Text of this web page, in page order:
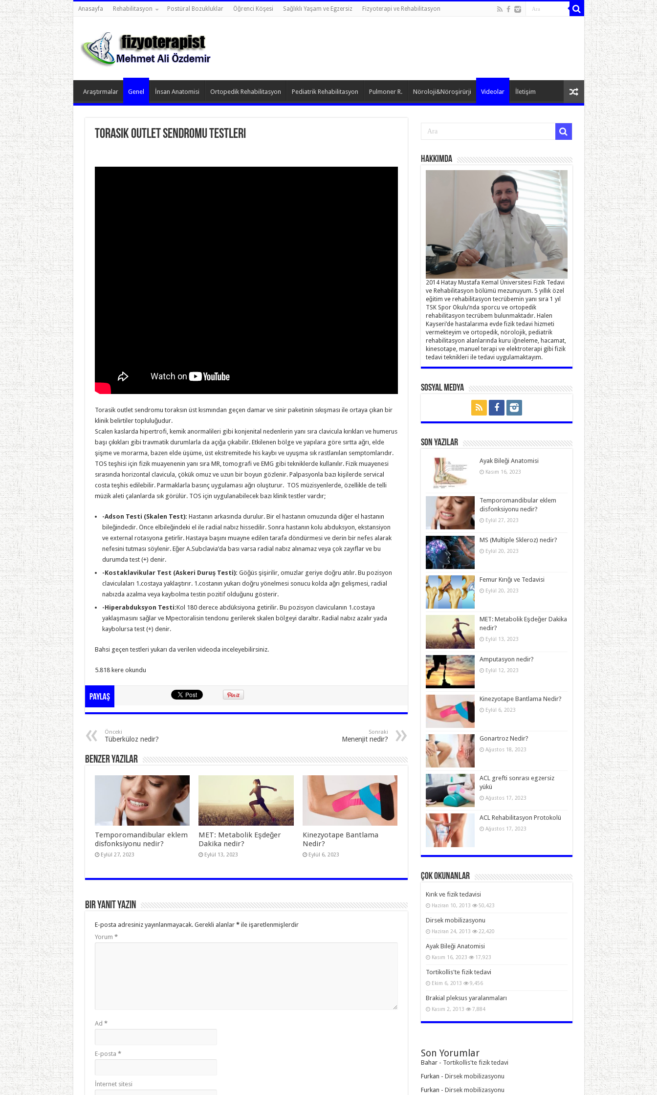
Anasayfa Rehabilitasyon Postüral Bozukluklar Öğrenci Köşesi Sağlıklı Yaşam ve Egzersiz Fizyoterapi ve Rehabilitasyon
Araştırmalar Genel İnsan Anatomisi Ortopedik Rehabilitasyon Pediatrik Rehabilitasyon Pulmoner R. Nöroloji&Nöroşirürji Videolar İletişim
Torasik Outlet Sendromu testleri
Torasik outlet sendromu toraksın üst kısmından geçen damar ve sinir paketinin sıkışması ile ortaya çıkan bir
klinik belirtiler topluluğudur.
Scalen kaslarda hipertrofi, kemik anormalileri gibi konjenital nedenlerin yanı sıra clavicula kırıkları ve humerus
başı çıkıkları gibi travmatik durumlarla da açığa çıkabilir. Etkilenen bölge ve yapılara göre sırtta ağrı, elde
şişme ve morarma, bazen elde üşüme, üst ekstremitede his kaybı ve uyuşma sık rastlanılan semptomlarıdır.
TOS teşhisi için fizik muayenenin yanı sıra MR, tomografi ve EMG gibi tekniklerde kullanılır. Fizik muayenesi
sırasında horizontal clavicula, çökük omuz ve uzun bir boyun gözlenir. Palpasyonla bazı kişilerde servical
costa teşhis edilebilir. Parmaklarla basınç uygulaması ağrı oluşturur. TOS müzisyenlerde, özellikle de telli
müzik aleti çalanlarda sık görülür. TOS için uygulanabilecek bazı klinik testler vardır;
-Adson Testi (Skalen Test): Hastanın arkasında durulur. Bir el hastanın omuzunda diğer el hastanın
bileğindedir. Önce elbileğindeki el ile radial nabız hissedilir. Sonra hastanın kolu abduksyon, ekstansiyon
ve external rotasyona getirlir. Hastaya başını muayne edilen tarafa döndürmesi ve derin bir nefes alarak
nefesini tutması söylenir. Eğer A.Subclavia’da bası varsa radial nabız alınamaz veya çok zayıflar ve bu
durumda test (+) denir.
-Kostaklavikular Test (Askeri Duruş Testi): Göğüs şişirilir, omuzlar geriye doğru atılır. Bu pozisyon
claviculaları 1.costaya yaklaştırır. 1.costanın yukarı doğru yönelmesi sonucu kolda ağrı gelişmesi, radial
nabızda azalma veya kaybolma testin pozitif olduğunu gösterir.
-Hiperabduksyon Testi:Kol 180 derece abdüksiyona getirilir. Bu pozisyon claviculanın 1.costaya
yaklaşmasını sağlar ve Mpectoralisin tendonu gerilerek skalen bölgeyi daraltır. Radial nabız azalır yada
kaybolursa test (+) denir.
Bahsi geçen testleri yukarı da verilen videoda inceleyebilirsiniz.
5.818 kere okundu
Paylaş
Önceki
Tüberküloz nedir?
Sonraki
Menenjit nedir?
Benzer Yazılar
Temporomandibular eklem
disfonksiyonu nedir?
Eylül 27, 2023
MET: Metabolik Eşdeğer
Dakika nedir?
Eylül 13, 2023
Kinezyotape Bantlama
Nedir?
Eylül 6, 2023
Bir yanıt yazın
E-posta adresiniz yayınlanmayacak. Gerekli alanlar *ile işaretlenmişlerdir
Yorum *
Ad *
E-posta *
İnternet sitesi
Hakkımda
2014 Hatay Mustafa Kemal Üniversitesi Fizik Tedavi
ve Rehabilitasyon bölümü mezunuyum. 5 yıllık özel
eğitim ve rehabilitasyon tecrübemin yanı sıra 1 yıl
TSK Spor Okulu’nda sporcu ve ortopedik
rehabilitasyon tecrübem bulunmaktadır. Halen
Kayseri’de hastalarıma evde fizik tedavi hizmeti
vermekteyim ve ortopedik, nörolojik, pediatrik
rehabilitasyon alanlarında kuru iğneleme, hacamat,
kinesotape, manuel terapi ve elektroterapi gibi fizik
tedavi teknikleri ile tedavi uygulamaktayım.
Sosyal Medya
Son Yazılar
Ayak Bileği Anatomisi
Kasım 16, 2023
Temporomandibular eklem
disfonksiyonu nedir?
Eylül 27, 2023
MS (Multiple Skleroz) nedir?
Eylül 20, 2023
Femur Kırığı ve Tedavisi
Eylül 20, 2023
MET: Metabolik Eşdeğer Dakika
nedir?
Eylül 13, 2023
Amputasyon nedir?
Eylül 12, 2023
Kinezyotape Bantlama Nedir?
Eylül 6, 2023
Gonartroz Nedir?
Ağustos 18, 2023
ACL grefti sonrası egzersiz
yükü
Ağustos 17, 2023
ACL Rehabilitasyon Protokolü
Ağustos 17, 2023
Çok Okunanlar
Kırık ve fizik tedavisi
Haziran 10, 2013 50,423
Dirsek mobilizasyonu
Haziran 24, 2013 22,420
Ayak Bileği Anatomisi
Kasım 16, 2023 17,923
Tortikollis'te fizik tedavi
Ekim 6, 2013 9,456
Brakial pleksus yaralanmaları
Kasım 2, 2013 7,884
Son Yorumlar
Bahar- Tortikollis'te fizik tedavi
Furkan - Dirsek mobilizasyonu
Furkan - Dirsek mobilizasyonu